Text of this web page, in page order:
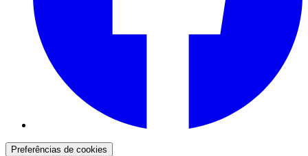
Preferências de cookies